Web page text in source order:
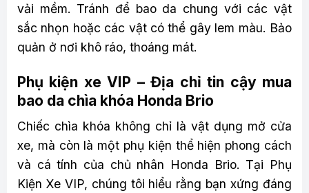
vải mềm. Tránh để bao da chung với các vật
sắc nhọn hoặc các vật có thể gây lem màu. Bảo
quản ở nơi khô ráo, thoáng mát.
Phụ kiện xe VIP – Địa chỉ tin cậy mua
bao da chìa khóa Honda Brio
Chiếc chìa khóa không chỉ là vật dụng mở cửa
xe, mà còn là một phụ kiện thể hiện phong cách
và cá tính của chủ nhân Honda Brio. Tại Phụ
Kiện Xe VIP, chúng tôi hiểu rằng bạn xứng đáng